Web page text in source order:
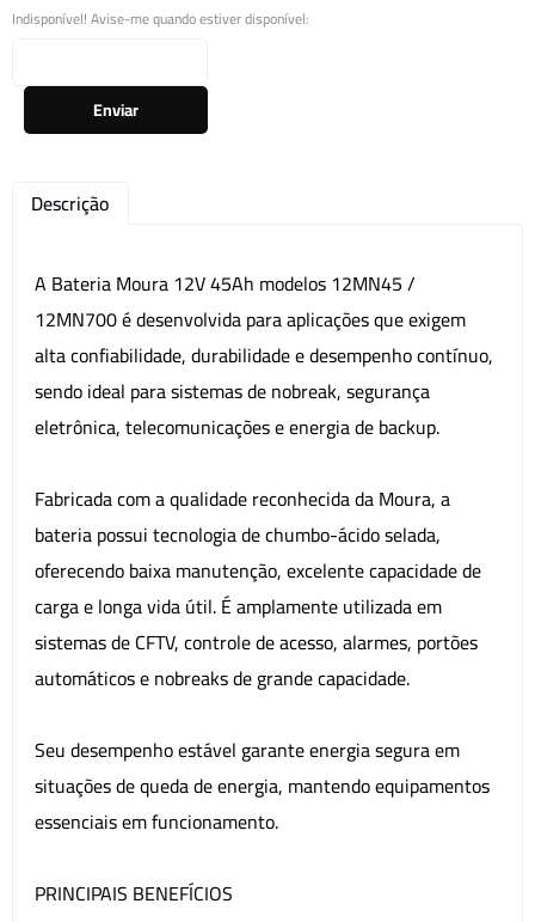
Indisponível! Avise-me quando estiver disponível:
Enviar
Descrição
A Bateria Moura 12V 45Ah modelos 12MN45 /
12MN700 é desenvolvida para aplicações que exigem
alta confiabilidade, durabilidade e desempenho contínuo,
sendo ideal para sistemas de nobreak, segurança
eletrônica, telecomunicações e energia de backup.
Fabricada com a qualidade reconhecida da Moura, a
bateria possui tecnologia de chumbo-ácido selada,
oferecendo baixa manutenção, excelente capacidade de
carga e longa vida útil. É amplamente utilizada em
sistemas de CFTV, controle de acesso, alarmes, portões
automáticos e nobreaks de grande capacidade.
Seu desempenho estável garante energia segura em
situações de queda de energia, mantendo equipamentos
essenciais em funcionamento.
PRINCIPAIS BENEFÍCIOS